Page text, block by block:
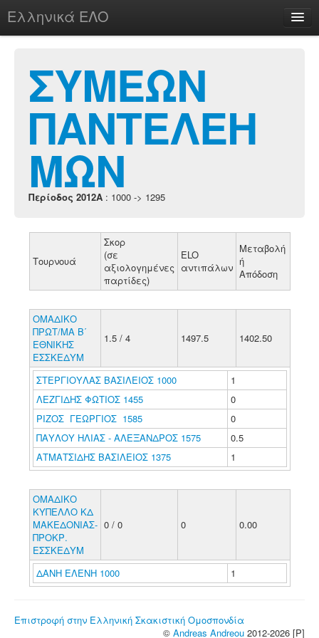
Ελληνικά ΕΛΟ
chesstu.be @ discord
Login
ΣΥΜΕΩΝ
ΠΑΝΤΕΛΕΗ
ΜΩΝ
Περίοδος 2012A : 1000 -> 1295
Τουρνουά
Σκορ
(σε
αξιολογημένες
παρτίδες)
ELO
αντιπάλων
Μεταβολή
ή
Απόδοση
ΟΜΑΔΙΚΟ
ΠΡΩΤ/ΜΑ Β΄
ΕΘΝΙΚΗΣ
ΕΣΣΚΕΔΥΜ
1.5 / 4 1497.5 1402.50
ΣΤΕΡΓΙΟΥΛΑΣ ΒΑΣΙΛΕΙΟΣ 1000
1
ΛΕΖΓΙΔΗΣ ΦΩΤΙΟΣ 1455
0
ΡΙΖΟΣ ΓΕΩΡΓΙΟΣ 1585
0
ΠΑΥΛΟΥ ΗΛΙΑΣ - ΑΛΕΞΑΝΔΡΟΣ 1575
0.5
ΑΤΜΑΤΣΙΔΗΣ ΒΑΣΙΛΕΙΟΣ 1375
1
ΟΜΑΔΙΚΟ
ΚΥΠΕΛΛΟ ΚΔ
ΜΑΚΕΔΟΝΙΑΣ-
ΠΡΟΚΡ.
ΕΣΣΚΕΔΥΜ
0 / 0 0 0.00
ΔΑΝΗ ΕΛΕΝΗ 1000 1
Επιστροφή στην Ελληνική Σκακιστική Ομοσπονδία
© Andreas Andreou 2012-2026 [P]